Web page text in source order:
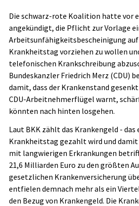
Die schwarz-rote Koalition hatte vor
angekündigt, die Pflicht zur Vorlage
Arbeitsunfähigkeitsbescheinigung
Krankheitstag vorziehen zu wollen
telefonischen Krankschreibung
Bundeskanzler Friedrich Merz (CDU)
damit, dass der Krankenstand
CDU-Arbeitnehmerflügel warnt,
könnten nach hinten losgehen.
Laut BKK zählt das Krankengeld - das
Krankheitstag gezahlt wird und damit
mit langwierigen Erkrankungen
21,6 Milliarden Euro zu den größten
gesetzlichen Krankenversicherung
entfielen demnach mehr als ein
den Bezug von Krankengeld. Die